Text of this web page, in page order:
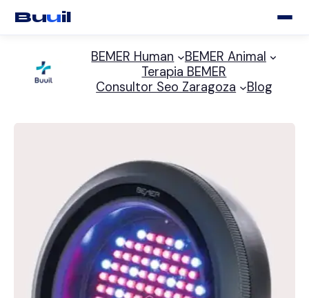
Buuil
contenido
BEMER Human
BEMER Animal
Terapia BEMER
Consultor Seo Zaragoza
Blog